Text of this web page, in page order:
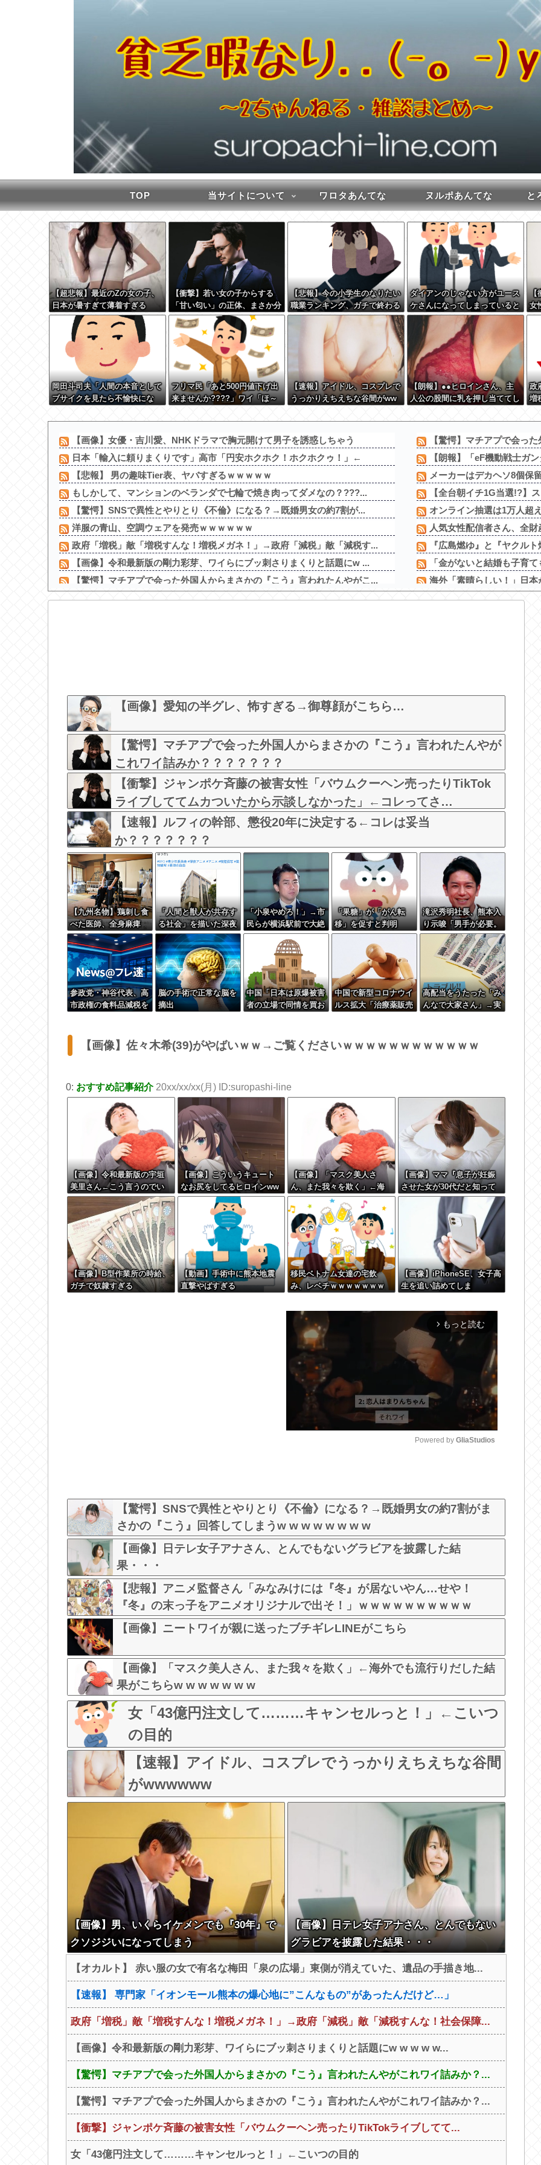
TOP 当サイトについて ワロタあんてな ヌルポあんてな と
【超悲報】最近のZの女の子、
日本が暑すぎて薄着すぎる
【衝撃】若い女の子からする
「甘い匂い」の正体、まさか分
からないDTなんておらんよ
な？よな？w w w w w w w w
w w w
【悲報】今の小学生のなりたい
職業ランキング、ガチで終わる
ダイアンのじゃない方がユース
ケさんになってしまっていると
いう事実←これ
【
女
岡田斗司夫「人間の本音として
ブサイクを見たら不愉快にな
フリマ民「あと500円値下げ出
来ませんか????」ワイ「ほ～
【速報】アイドル、コスプレで
うっかりえちえちな谷間がww
【朗報】●●ヒロインさん、主
人公の股間に乳を押し当ててし
政
増
な
【画像】女優・吉川愛、NHKドラマで胸元開けて男子を誘惑しちゃう
日本「輸入に頼りまくりです」高市「円安ホクホク！ホクホクゥ！」←
【悲報】 男の趣味Tier表、ヤバすぎるｗｗｗｗｗ
もしかして、マンションのベランダで七輪で焼き肉ってダメなの？???...
【驚愕】SNSで異性とやりとり《不倫》になる？→既婚男女の約7割が...
洋服の青山、空調ウェアを発売ｗｗｗｗｗｗ
政府「増税」敵「増税すんな！増税メガネ！」→政府「減税」敵「減税す...
【画像】令和最新版の剛力彩芽、ワイらにブッ刺さりまくりと話題にw ...
【驚愕】マチアプで会った外国人からまさかの『こう』言われたんやがこ...
【画像】 風俗でこうゆう嬢を指名した時の当たり率ｗｗｗｗｗｗｗｗｗ...
【画像】見せブラ・見せパン、過去にないレベルで流行ってしまうｗ
【驚愕】マチアプで会っ
【朗報】「eF機動戦士ガ
メーカーはデカヘソ8個保
【全台朝イチ1G当選!?】
オンライン抽選は1万人超
人気女性配信者さん、全
『広島燃ゆ』と『ヤクル
「金がないと結婚も子育
海外「素晴らしい！」日
【画像】思わず保存した
【画像】愛知の半グレ、怖すぎる→御尊顔がこちら…
【驚愕】マチアプで会った外国人からまさかの『こう』言われたんやが
これワイ詰みか？？？？？？？
【衝撃】ジャンポケ斉藤の被害女性「バウムクーヘン売ったりTikTok
ライブしててムカついたから示談しなかった」←コレってさ…
【速報】ルフィの幹部、懲役20年に決定する←コレは妥当
か？？？？？？？
【九州名物】鶏刺し食
べた医師、全身麻痺
へ…「死んだほうが良
かった」
「人間と獣人が共存す
る社会」を描いた深夜
アニメに喫煙、違法薬
物の連想シーンも…視
聴者批判でBPO議論
「小泉やめろ！」→市
民らが横浜駅前で大絶
叫ｗｗｗｗｗｗｗｗ
「果糖」が「がん転
移」を促すと判明
滝沢秀明社長、熊本入
り示唆「男手が必要。
時間を見つけて行きた
参政党・神谷代表、高
市政権の食料品減税を
脳の手術で正常な脳を
摘出
中国「日本は原爆被害
者の立場で同情を買お
中国で新型コロナウイ
ルス拡大「治療薬販売
高配当をうたった「み
んなで大家さん」→実
【画像】佐々木希(39)がやばいｗｗ→ご覧くださいｗｗｗｗｗｗｗｗｗｗｗｗ
0: おすすめ記事紹介20xx/xx/xx(月) ID:suropashi-line
【画像】令和最新版の宇垣
美里さん←こう言うのでい
いんだよが目一杯詰まって
ると話題にw w w w w w w
w w
【画像】こういうキュート
なお尻をしてるヒロインww
wwwwwwww
【画像】「マスク美人さ
ん、また我々を欺く」←海
外でも流行りだした結果が
こちらw w w w w w w
【画像】ママ『息子が妊娠
させた女が30代だと知って
卒倒した』←これ
【画像】B型作業所の時給、
ガチで奴隷すぎる
【動画】手術中に熊本地震
直撃やばすぎる
移民ベトナム女達の宅飲
み、レベチｗｗｗｗｗｗｗ
ｗｗｗｗｗ
【画像】iPhoneSE、女子高
生を追い詰めてしま
t
Powered by GliaStudios
【驚愕】SNSで異性とやりとり《不倫》になる？→既婚男女の約7割がま
さかの『こう』回答してしまうw w w w w w w w
【画像】日テレ女子アナさん、とんでもないグラビアを披露した結
果・・・
【悲報】アニメ監督さん「みなみけには『冬』が居ないやん…せや！
『冬』の末っ子をアニメオリジナルで出そ！」ｗｗｗｗｗｗｗｗｗｗ
【画像】ニートワイが親に送ったブチギレLINEがこちら
【画像】「マスク美人さん、また我々を欺く」←海外でも流行りだした結
果がこちらw w w w w w w
女「43億円注文して………キャンセルっと！」←こいつ
の目的
【速報】アイドル、コスプレでうっかりえちえちな谷間
がwwwwww
【画像】男、いくらイケメンでも『30年』で
クソジジいになってしまう
【画像】日テレ女子アナさん、とんでもない
グラビアを披露した結果・・・
【オカルト】 赤い服の女で有名な梅田「泉の広場」東側が消えていた、遺品の手描き地...
【速報】 専門家「イオンモール熊本の爆心地に”こんなもの”があったんだけど…」
政府「増税」敵「増税すんな！増税メガネ！」→政府「減税」敵「減税すんな！社会保障...
【画像】令和最新版の剛力彩芽、ワイらにブッ刺さりまくりと話題にw w w w w...
【驚愕】マチアプで会った外国人からまさかの『こう』言われたんやがこれワイ詰みか？...
【驚愕】マチアプで会った外国人からまさかの『こう』言われたんやがこれワイ詰みか？...
【衝撃】ジャンポケ斉藤の被害女性「バウムクーヘン売ったりTikTokライブしてて...
女「43億円注文して………キャンセルっと！」←こいつの目的